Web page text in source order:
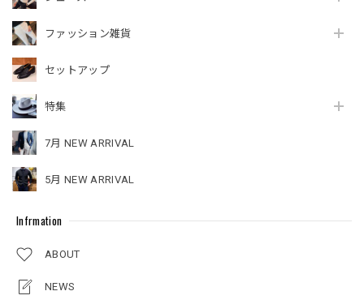
ファッション雑貨
セットアップ
特集
7月 NEW ARRIVAL
5月 NEW ARRIVAL
Infrmation
ABOUT
NEWS